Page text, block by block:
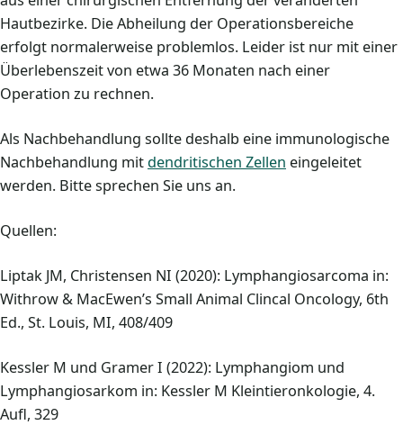
Hautbezirke. Die Abheilung der Operationsbereiche
erfolgt normalerweise problemlos. Leider ist nur mit einer
Überlebenszeit von etwa 36 Monaten nach einer
Operation zu rechnen.
Als Nachbehandlung sollte deshalb eine immunologische
Nachbehandlung mitdendritischen Zellen eingeleitet
werden. Bitte sprechen Sie uns an.
Quellen:
Liptak JM, Christensen NI (2020): Lymphangiosarcoma in:
Withrow & MacEwen’s Small Animal Clincal Oncology, 6th
Ed., St. Louis, MI, 408/409
Kessler M und Gramer I (2022): Lymphangiom und
Lymphangiosarkom in: Kessler M Kleintieronkologie, 4.
Aufl, 329